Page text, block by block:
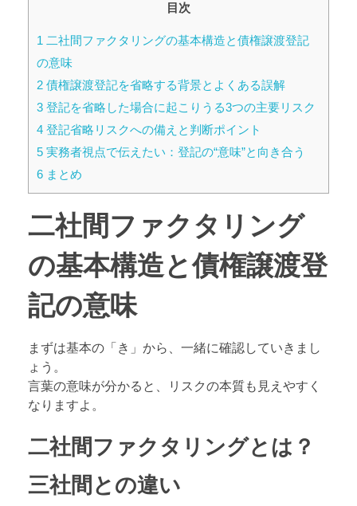
目次
1 二社間ファクタリングの基本構造と債権譲渡登記
の意味
2 債権譲渡登記を省略する背景とよくある誤解
3 登記を省略した場合に起こりうる3つの主要リスク
4 登記省略リスクへの備えと判断ポイント
5 実務者視点で伝えたい：登記の“意味”と向き合う
6 まとめ
二社間ファクタリング
の基本構造と債権譲渡登
記の意味
まずは基本の「き」から、一緒に確認していきまし
ょう。
言葉の意味が分かると、リスクの本質も見えやすく
なりますよ。
二社間ファクタリングとは？
三社間との違い